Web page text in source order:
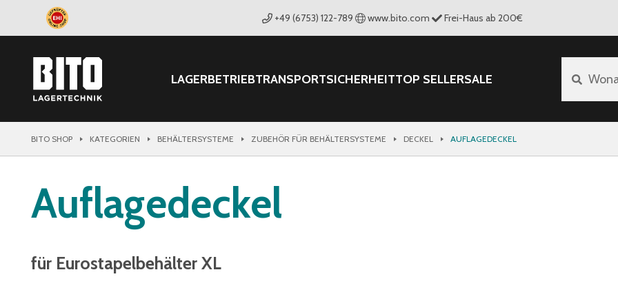
+49 (6753) 122-789 www.bito.com Frei-Haus ab 200€
LAGERBETRIEBTRANSPORTSICHERHEITTOP SELLERSALE
BITO SHOP KATEGORIEN BEHÄLTERSYSTEME ZUBEHÖR FÜR BEHÄLTERSYSTEME DECKEL AUFLAGEDECKEL
Auflagedeckel
für Eurostapelbehälter XL